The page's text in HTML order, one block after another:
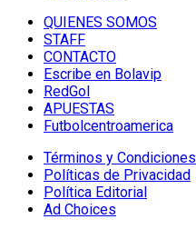
QUIENES SOMOS
STAFF
CONTACTO
Escribe en Bolavip
RedGol
APUESTAS
Futbolcentroamerica
Términos y Condiciones
Políticas de Privacidad
Política Editorial
Ad Choices